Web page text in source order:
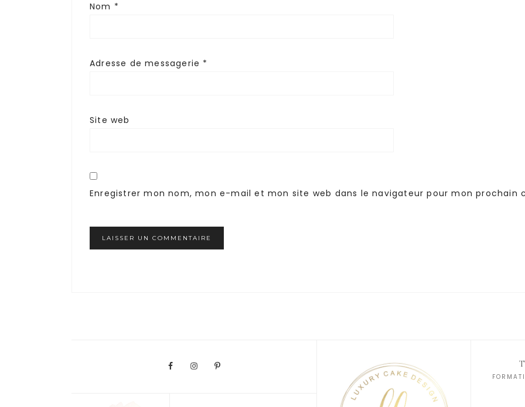
Nom *
Adresse de messagerie *
Site web
Enregistrer mon nom, mon e-mail et mon site web dans le navigateur pour mon prochain